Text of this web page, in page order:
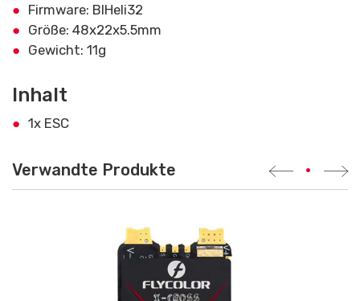
Firmware: BlHeli32
Größe: 48x22x5.5mm
Gewicht: 11g
Inhalt
1x ESC
Verwandte Produkte •